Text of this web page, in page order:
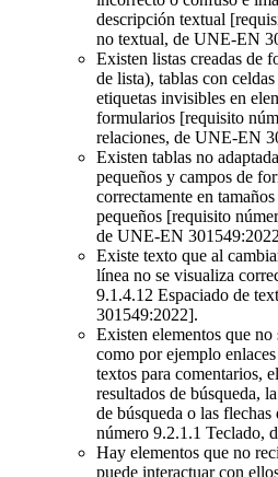
descripción textual
no textual, de UNE-EN
Existen listas creadas de
de lista), tablas con
etiquetas invisibles en
formularios [requisito
relaciones, de UNE-EN
Existen tablas no
pequeños y campos de
correctamente en
pequeños [requisito
de UNE-EN
Existe texto que al
línea no se visualiza
9.1.4.12 Espaciado de
301549:2022].
Existen elementos que
como por ejemplo
textos para comentarios,
resultados de búsqueda,
de búsqueda o las
número 9.2.1.1 Teclado,
Hay elementos que no
puede interactuar con